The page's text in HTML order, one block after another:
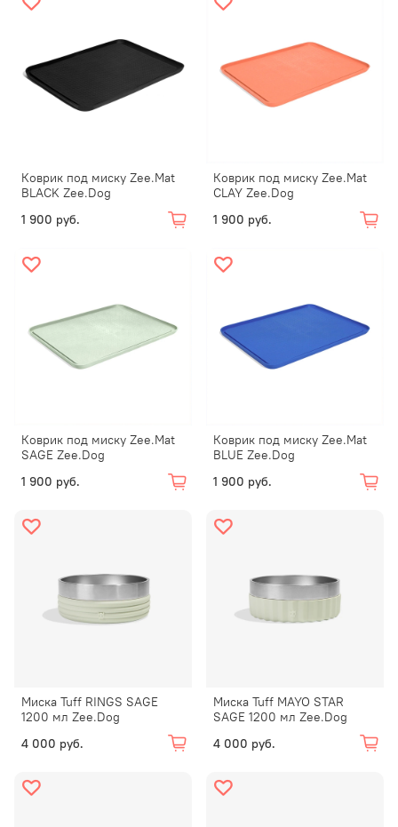
Коврик под миску Zee.Mat
BLACK Zee.Dog
1 900 руб.
Коврик под миску Zee.Mat
CLAY Zee.Dog
1 900 руб.
Коврик под миску Zee.Mat
SAGE Zee.Dog
1 900 руб.
Коврик под миску Zee.Mat
BLUE Zee.Dog
1 900 руб.
Миска Tuff RINGS SAGE
1200 мл Zee.Dog
4 000 руб.
Миска Tuff MAYO STAR
SAGE 1200 мл Zee.Dog
4 000 руб.